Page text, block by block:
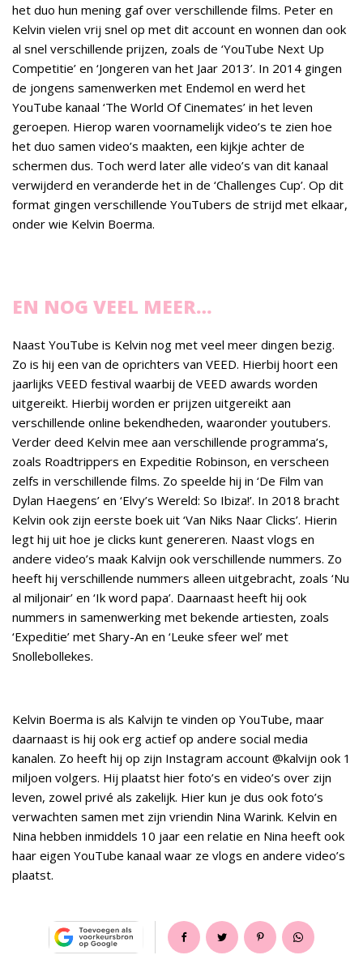
het duo hun mening gaf over verschillende films. Peter en
Kelvin vielen vrij snel op met dit account en wonnen dan ook
al snel verschillende prijzen, zoals de ‘YouTube Next Up
Competitie’ en ‘Jongeren van het Jaar 2013’. In 2014 gingen
de jongens samenwerken met Endemol en werd het
YouTube kanaal ‘The World Of Cinemates’ in het leven
geroepen. Hierop waren voornamelijk video’s te zien hoe
het duo samen video’s maakten, een kijkje achter de
schermen dus. Toch werd later alle video’s van dit kanaal
verwijderd en veranderde het in de ‘Challenges Cup’. Op dit
format gingen verschillende YouTubers de strijd met elkaar,
onder wie Kelvin Boerma.
EN NOG VEEL MEER…
Naast YouTube is Kelvin nog met veel meer dingen bezig.
Zo is hij een van de oprichters van VEED. Hierbij hoort een
jaarlijks VEED festival waarbij de VEED awards worden
uitgereikt. Hierbij worden er prijzen uitgereikt aan
verschillende online bekendheden, waaronder youtubers.
Verder deed Kelvin mee aan verschillende programma’s,
zoals Roadtrippers en Expeditie Robinson, en verscheen
zelfs in verschillende films. Zo speelde hij in ‘De Film van
Dylan Haegens’ en ‘Elvy’s Wereld: So Ibiza!’. In 2018 bracht
Kelvin ook zijn eerste boek uit ‘Van Niks Naar Clicks’. Hierin
legt hij uit hoe je clicks kunt genereren. Naast vlogs en
andere video’s maak Kalvijn ook verschillende nummers. Zo
heeft hij verschillende nummers alleen uitgebracht, zoals ‘Nu
al miljonair’ en ‘Ik word papa’. Daarnaast heeft hij ook
nummers in samenwerking met bekende artiesten, zoals
‘Expeditie’ met Shary-An en ‘Leuke sfeer wel’ met
Snollebollekes.
Kelvin Boerma is als Kalvijn te vinden op YouTube, maar
daarnaast is hij ook erg actief op andere social media
kanalen. Zo heeft hij op zijn Instagram account @kalvijn ook 1
miljoen volgers. Hij plaatst hier foto’s en video’s over zijn
leven, zowel privé als zakelijk. Hier kun je dus ook foto’s
verwachten samen met zijn vriendin Nina Warink. Kelvin en
Nina hebben inmiddels 10 jaar een relatie en Nina heeft ook
haar eigen YouTube kanaal waar ze vlogs en andere video’s
plaatst.